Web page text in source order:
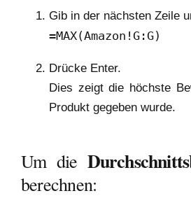
Gib in der nächsten Zeile
=MAX(Amazon!G:G)
Drücke Enter.
Dies zeigt die höchste
Produkt gegeben wurde.
Um die
berechnen: